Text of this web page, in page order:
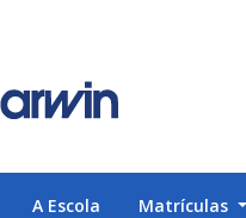
A Escola Matrículas